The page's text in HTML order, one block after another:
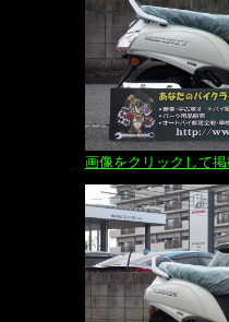
画像をクリックして